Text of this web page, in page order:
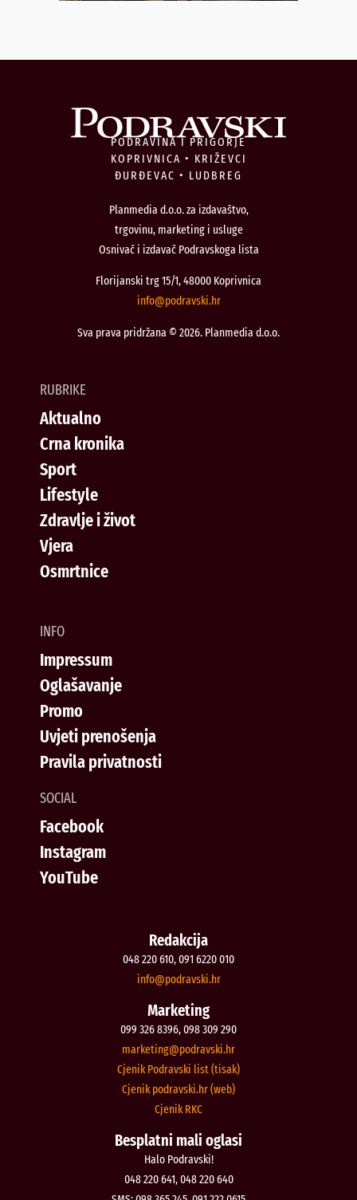
PODRAVINA I PRIGORJE
KOPRIVNICA • KRIŽEVCI
ĐURĐEVAC • LUDBREG
Planmedia d.o.o. za izdavaštvo,
trgovinu, marketing i usluge
Osnivač i izdavač Podravskoga lista
Florijanski trg 15/1, 48000 Koprivnica
rh.iksvardop
@ofni
Sva prava pridržana © 2026. Planmedia d.o.o.
RUBRIKE
Aktualno
Crna kronika
Sport
Lifestyle
Zdravlje i život
Vjera
Osmrtnice
INFO
Impressum
Oglašavanje
Promo
Uvjeti prenošenja
Pravila privatnosti
SOCIAL
Facebook
Instagram
YouTube
Redakcija
048 220 610, 091 6220 010
rh.iksvardop
@ofni
Marketing
099 326 8396, 098 309 290
rh.iksvardop
@gnitekram
Cjenik Podravski list (tisak)
Cjenik podravski.hr (web)
Cjenik RKC
Besplatni mali oglasi
Halo Podravski!
048 220 641, 048 220 640